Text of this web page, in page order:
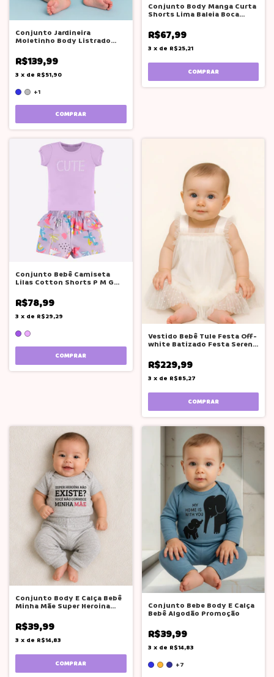
Conjunto Jardineira
Moletinho Body Listrado
R$139,99
3 x de R$51,90
+1
COMPRAR
Conjunto Body Manga Curta
Shorts Lima Baleia Boca
R$67,99
3 x de R$25,21
COMPRAR
Conjunto Bebê Camiseta
Lilas Cotton Shorts P M G
R$78,99
3 x de R$29,29
COMPRAR
Vestido Bebê Tule Festa Off-
white Batizado Festa Serena
R$229,99
3 x de R$85,27
COMPRAR
Conjunto Body E Calça Bebê
Minha Mãe Super Heroina
R$39,99
3 x de R$14,83
COMPRAR
Conjunto Bebe Body E Calça
Bebê Algodão Promoção
R$39,99
3 x de R$14,83
+7